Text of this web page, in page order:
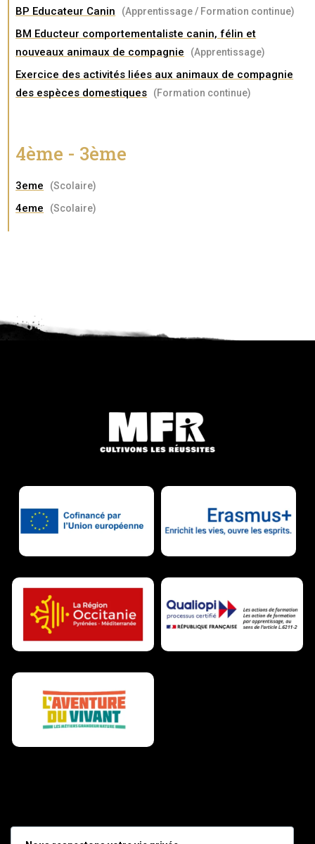
BP Educateur Canin (Apprentissage / Formation continue)
BM Educteur comportementaliste canin, félin et
nouveaux animaux de compagnie
(Apprentissage)
Exercice des activités liées aux animaux de compagnie
des espèces domestiques
(Formation continue)
4ème - 3ème
3eme (Scolaire)
4eme (Scolaire)
Fédération Régionale des